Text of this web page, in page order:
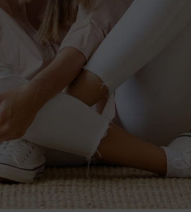
Подробные условия
отдела продаж.